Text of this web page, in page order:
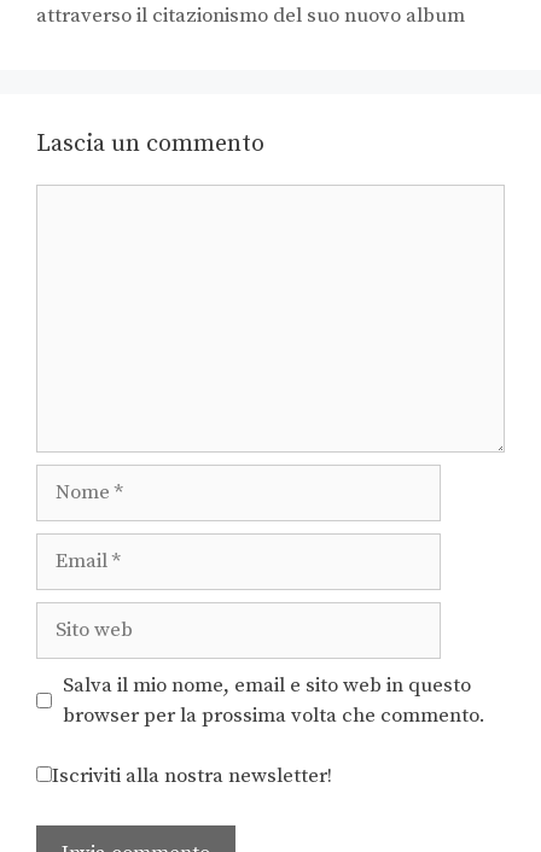
attraverso il citazionismo del suo nuovo album
Lascia un commento
Salva il mio nome, email e sito web in questo
browser per la prossima volta che commento.
Iscriviti alla nostra newsletter!